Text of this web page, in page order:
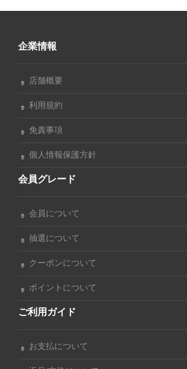
企業情報
店舗概要
利用規約
免責事項
個人情報保護方針
会員グレード
会員について
抽選について
クーポンについて
ポイントについて
ご利用ガイド
お支払について